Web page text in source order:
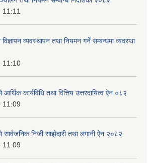
व्यवस्थापन तथा नियमन गर्ने सम्बन्धमा व्यवस्था
11:10
कार्यविधि तथा वित्तिय उत्तरदायित्व ऐन ०८२
11:09
सार्वजनिक निजी साझेदारी तथा लगानी ऐन २०८२
11:09